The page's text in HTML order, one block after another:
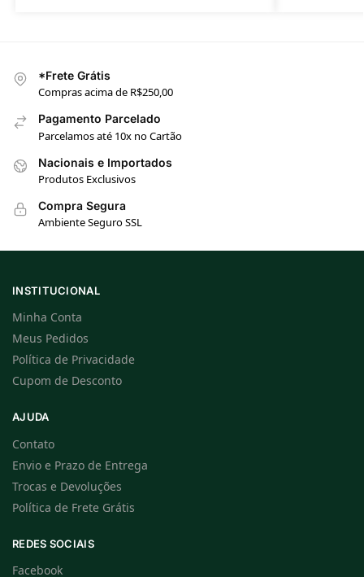
*Frete Grátis
Compras acima de R$250,00
Pagamento Parcelado
Parcelamos até 10x no Cartão
Nacionais e Importados
Produtos Exclusivos
Compra Segura
Ambiente Seguro SSL
INSTITUCIONAL
Minha Conta
Meus Pedidos
Política de Privacidade
Cupom de Desconto
AJUDA
Contato
Envio e Prazo de Entrega
Trocas e Devoluções
Política de Frete Grátis
REDES SOCIAIS
Facebook